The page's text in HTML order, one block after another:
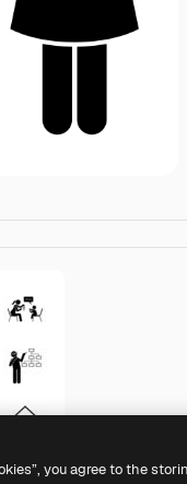
you agree to the